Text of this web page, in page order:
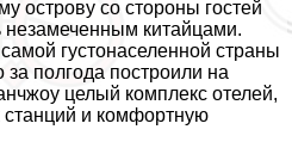
острову со стороны гостей
незамеченным китайцами.
густонаселенной страны
полгода построили на
целый комплекс отелей,
станций и комфортную